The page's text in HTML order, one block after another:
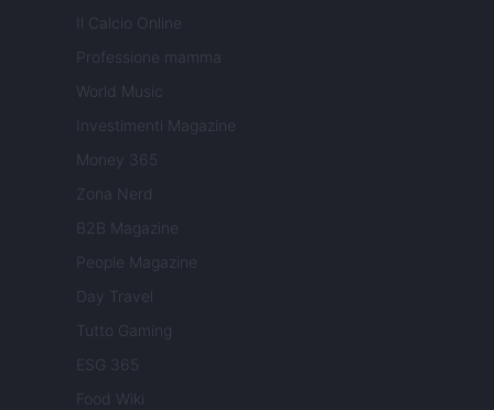
Il Calcio Online
Professione mamma
World Music
Investimenti Magazine
Money 365
Zona Nerd
B2B Magazine
People Magazine
Day Travel
Tutto Gaming
ESG 365
Food Wiki